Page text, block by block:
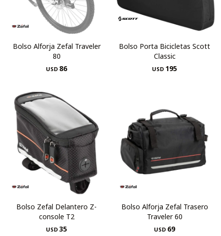
Bolso Alforja Zefal Traveler
80
USD 86
Bolso Porta Bicicletas Scott
Classic
USD 195
Bolso Zefal Delantero Z-
console T2
USD 35
Bolso Alforja Zefal Trasero
Traveler 60
USD 69